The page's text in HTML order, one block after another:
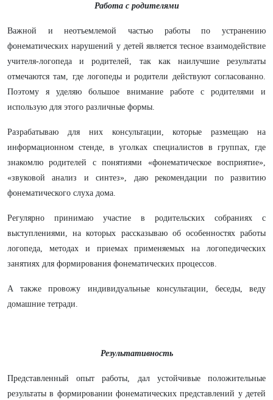
Работа с родителями
Важной и неотъемлемой частью работы по устранению
фонематических нарушений у детей является тесное взаимодействие
учителя-логопеда и родителей, так как наилучшие результаты
отмечаются там, где логопеды и родители действуют согласованно.
Поэтому я уделяю большое внимание работе с родителями и
использую для этого различные формы.
Разрабатываю для них консультации, которые размещаю на
информационном стенде, в уголках специалистов в группах, где
знакомлю родителей с понятиями «фонематическое восприятие»,
«звуковой анализ и синтез», даю рекомендации по развитию
фонематического слуха дома.
Регулярно принимаю участие в родительских собраниях с
выступлениями, на которых рассказываю об особенностях работы
логопеда, методах и приемах применяемых на логопедических
занятиях для формирования фонематических процессов.
А также провожу индивидуальные консультации, беседы, веду
домашние тетради.
Результативность
Представленный опыт работы, дал устойчивые положительные
результаты в формировании фонематических представлений у детей